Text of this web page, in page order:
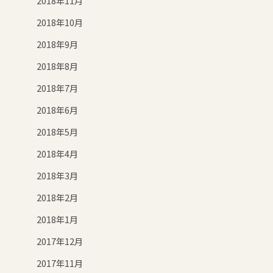
2018年10月
2018年9月
2018年8月
2018年7月
2018年6月
2018年5月
2018年4月
2018年3月
2018年2月
2018年1月
2017年12月
2017年11月